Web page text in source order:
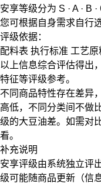
安享等级分为 S · A · B
您可根据自身需求自行
评级依据：
配料表 执行标准 工艺原
以上信息综合评估得出
特征等评级参考。
不同商品特性存在差异
高低，不同分类间不做
级的大豆油差。如需对
看。
补充说明
安享评级由系统独立评
级可能随商品更新（信